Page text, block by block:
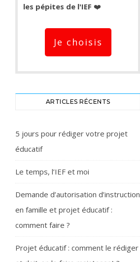
les pépites de l'IEF ❤️
Je choisis
ARTICLES RÉCENTS
5 jours pour rédiger votre projet
éducatif
Le temps, l’IEF et moi
Demande d’autorisation d’instruction
en famille et projet éducatif :
comment faire ?
Projet éducatif : comment le rédiger